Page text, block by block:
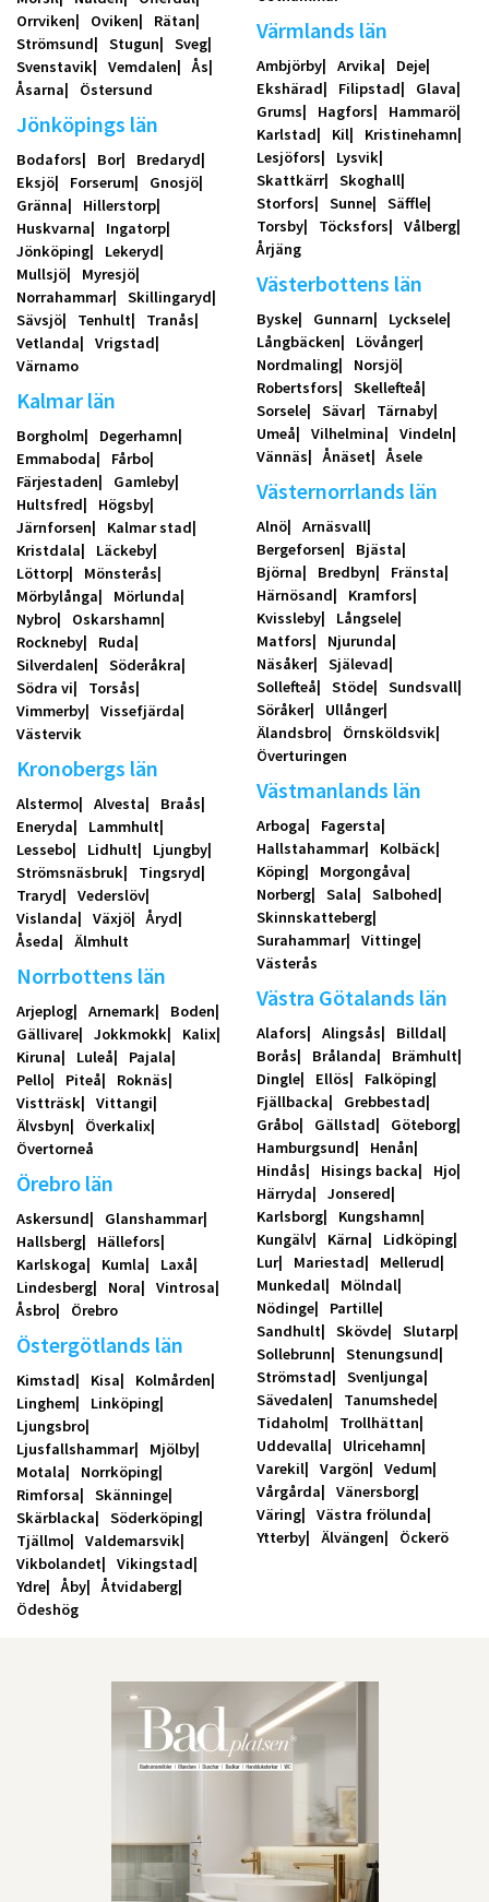
Orrviken
Oviken
Rätan
Strömsund
Stugun
Sveg
Svenstavik
Vemdalen
Ås
Åsarna
Östersund
Jönköpings län
Bodafors Bor
Bredaryd
Eksjö
Forserum
Gnosjö
Gränna
Hillerstorp
Huskvarna
Ingatorp
Jönköping
Lekeryd
Mullsjö
Myresjö
Norrahammar
Skillingaryd
Sävsjö
Tenhult
Tranås
Vetlanda
Vrigstad
Värnamo
Kalmar län
Borgholm
Degerhamn
Emmaboda
Fårbo
Färjestaden
Gamleby
Hultsfred
Högsby
Järnforsen
Kalmar stad
Kristdala
Läckeby
Löttorp
Mönsterås
Mörbylånga
Mörlunda
Nybro
Oskarshamn
Rockneby
Ruda
Silverdalen
Söderåkra
Södra vi
Torsås
Vimmerby
Vissefjärda
Västervik
Kronobergs län
Alstermo Alvesta
Braås
Eneryda
Lammhult
Lessebo
Lidhult
Ljungby
Strömsnäsbruk
Tingsryd
Traryd
Vederslöv
Vislanda
Växjö
Åryd
Åseda
Älmhult
Norrbottens län
Arjeplog Arnemark
Boden
Gällivare
Jokkmokk
Kalix
Kiruna
Luleå
Pajala
Pello
Piteå
Roknäs
Vistträsk
Vittangi
Älvsbyn
Överkalix
Övertorneå
Örebro län
Askersund
Glanshammar
Hallsberg
Hällefors
Karlskoga
Kumla
Laxå
Lindesberg
Nora
Vintrosa
Åsbro
Örebro
Östergötlands län
Kimstad Kisa
Kolmården
Linghem
Linköping
Ljungsbro
Ljusfallshammar
Mjölby
Motala
Norrköping
Rimforsa
Skänninge
Skärblacka
Söderköping
Tjällmo
Valdemarsvik
Vikbolandet
Vikingstad
Ydre
Åby
Åtvidaberg
Ödeshög
Värmlands län
Ambjörby Arvika
Deje
Ekshärad
Filipstad
Glava
Grums
Hagfors
Hammarö
Karlstad
Kil
Kristinehamn
Lesjöfors
Lysvik
Skattkärr
Skoghall
Storfors
Sunne
Säffle
Torsby
Töcksfors
Vålberg
Årjäng
Västerbottens län
Byske Gunnarn
Lycksele
Långbäcken
Lövånger
Nordmaling
Norsjö
Robertsfors
Skellefteå
Sorsele
Sävar
Tärnaby
Umeå
Vilhelmina
Vindeln
Vännäs
Ånäset Åsele
Västernorrlands län
Alnö
Arnäsvall
Bergeforsen
Bjästa
Björna
Bredbyn
Fränsta
Härnösand
Kramfors
Kvissleby
Långsele
Matfors
Njurunda
Näsåker
Själevad
Sollefteå
Stöde
Sundsvall
Söråker
Ullånger
Älandsbro
Örnsköldsvik
Överturingen
Västmanlands län
Arboga
Fagersta
Hallstahammar
Kolbäck
Köping
Morgongåva
Norberg
Sala
Salbohed
Skinnskatteberg
Surahammar
Vittinge
Västerås
Västra Götalands län
Alafors Alingsås
Billdal
Borås
Brålanda
Brämhult
Dingle
Ellös
Falköping
Fjällbacka
Grebbestad
Gråbo
Gällstad
Göteborg
Hamburgsund
Henån
Hindås
Hisings backa
Hjo
Härryda
Jonsered
Karlsborg
Kungshamn
Kungälv
Kärna
Lidköping
Lur
Mariestad
Mellerud
Munkedal
Mölndal
Nödinge
Partille
Sandhult
Skövde
Slutarp
Sollebrunn
Stenungsund
Strömstad
Svenljunga
Sävedalen
Tanumshede
Tidaholm
Trollhättan
Uddevalla
Ulricehamn
Varekil
Vargön
Vedum
Vårgårda
Vänersborg
Väring
Västra frölunda
Ytterby
Älvängen Öckerö